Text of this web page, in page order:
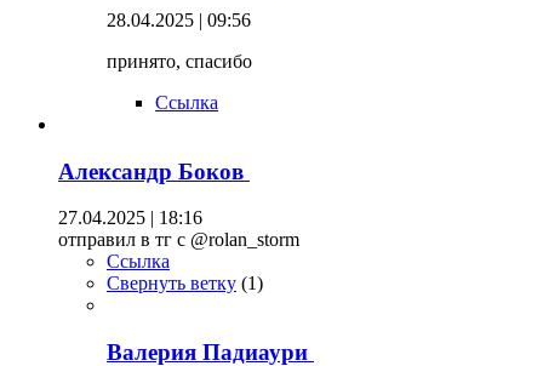
28.04.2025 | 09:56
принято, спасибо
Ссылка
Александр Боков
27.04.2025 | 18:16
отправил в тг с @rolan_storm
Ссылка
Свернуть ветку (1)
Валерия Падиаури